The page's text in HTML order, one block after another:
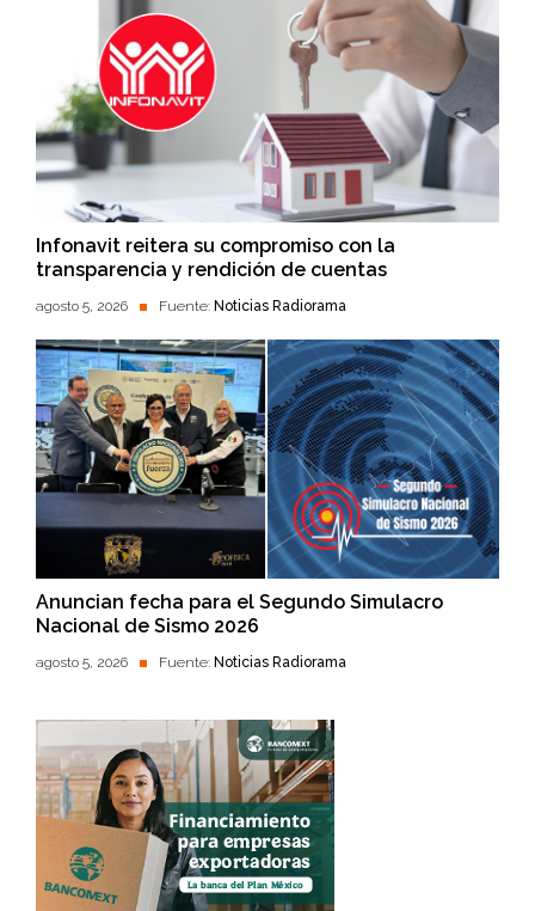
Infonavit reitera su compromiso con la
transparencia y rendición de cuentas
agosto 5, 2026 Fuente: Noticias Radiorama
Anuncian fecha para el Segundo Simulacro
Nacional de Sismo 2026
agosto 5, 2026 Fuente: Noticias Radiorama